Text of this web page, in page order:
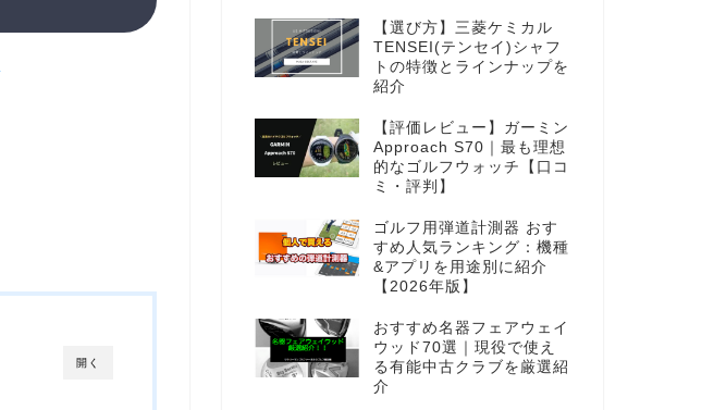
開く
【選び方】三菱ケミカル
TENSEI(テンセイ)シャフ
トの特徴とラインナップを
紹介
【評価レビュー】ガーミン
Approach S70｜最も理想
的なゴルフウォッチ【口コ
ミ・評判】
ゴルフ用弾道計測器 おす
すめ人気ランキング：機種
&アプリを用途別に紹介
【2026年版】
おすすめ名器フェアウェイ
ウッド70選｜現役で使え
る有能中古クラブを厳選紹
介